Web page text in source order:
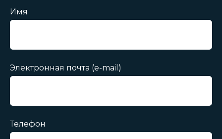
Имя
Электронная почта (e-mail)
Телефон